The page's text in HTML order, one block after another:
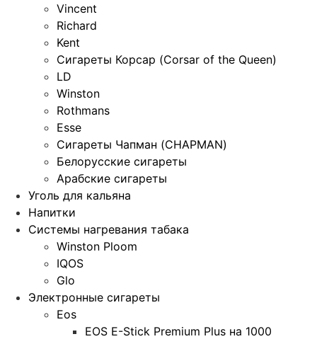
Vincent
Richard
Kent
Сигареты Корсар (Corsar of the Queen)
LD
Winston
Rothmans
Esse
Сигареты Чапман (CHAPMAN)
Белорусские сигареты
Арабские сигареты
Уголь для кальяна
Напитки
Системы нагревания табака
Winston Ploom
IQOS
Glo
Электронные сигареты
Eos
EOS E-Stick Premium Plus на 1000